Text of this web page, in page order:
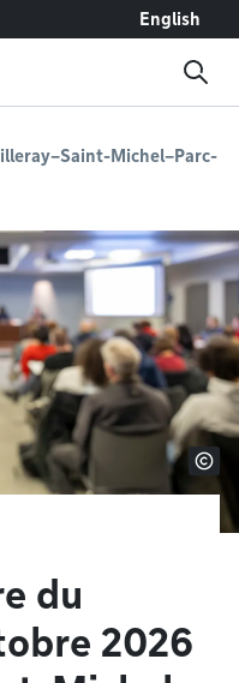
English
Michel–Parc-
du
2026